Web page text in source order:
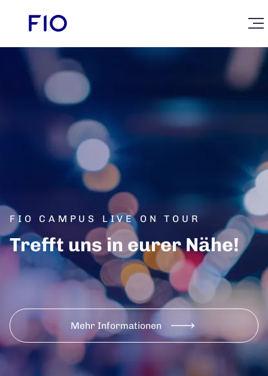
FIO CAMPUS LIVE ON TOUR
Trefft uns in eurer Nähe!
Mehr Informationen